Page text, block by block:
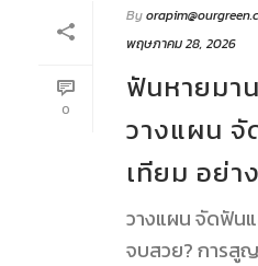
0
By
พฤษภาคม 28, 2026
ฟันหายมา
วางแผน จั
เทียม อย่า
วางแผน จัดฟันแ
จบสวย? การสู